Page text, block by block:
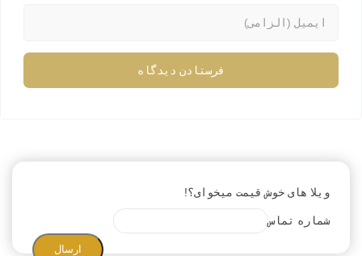
ویلا های خوش قیمت میخوای؟!
شماره تماس
ارسال